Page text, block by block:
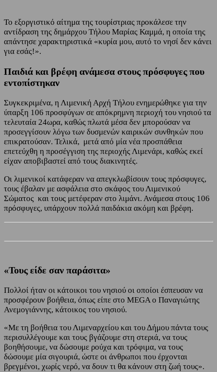
Το εξοργιστικό αίτημα της τουρίστριας προκάλεσε την
αντίδραση της δημάρχου Τήλου Μαρίας Καμμά, η οποία της
απάντησε χαρακτηριστικά «κυρία μου, αυτό το νησί δεν κάνει
για εσάς!».
Παιδιά και βρέφη ανάμεσα στους πρόσφυγες που
εντοπίστηκαν
Συγκεκριμένα, η Λιμενική Αρχή Τήλου ενημερώθηκε για την
ύπαρξη 106 προσφύγων σε απόκρημνη περιοχή του νησιού τα
τελευταία 24ωρα, καθώς πλωτά μέσα δεν μπορούσαν να
προσεγγίσουν λόγω των δυσμενών καιρικών συνθηκών που
επικρατούσαν. Τελικά, μετά από μία νέα προσπάθεια
επετεύχθη η προσέγγιση της περιοχής Λιμενάρι, καθώς εκεί
είχαν αποβιβαστεί από τους διακινητές.
Οι λιμενικοί κατάφεραν να απεγκλωβίσουν τους πρόσφυγες,
τους έβαλαν με ασφάλεια στο σκάφος του Λιμενικού
Σώματος και τους μετέφεραν στο λιμάνι. Ανάμεσα στους 106
πρόσφυγες, υπάρχουν πολλά παιδάκια ακόμη και βρέφη.
«Τους είδε σαν παράσιτα»
Πολλοί ήταν οι κάτοικοι του νησιού οι οποίοι έσπευσαν να
προσφέρουν βοήθεια, όπως είπε στο MEGA ο Παναγιώτης
Ανεμογιάννης, κάτοικος του νησιού.
«Με τη βοήθεια του Λιμεναρχείου και του Δήμου πάντα τους
περισυλλέγουμε και τους βγάζουμε στη στεριά, να τους
βοηθήσουμε, να δώσουμε ρούχα και τρόφιμα, να τους
δώσουμε μία σιγουριά, ώστε οι άνθρωποι που έρχονται
βρεγμένοι, χωρίς νερό, να δουν τι θα κάνουν στη ζωή τους».